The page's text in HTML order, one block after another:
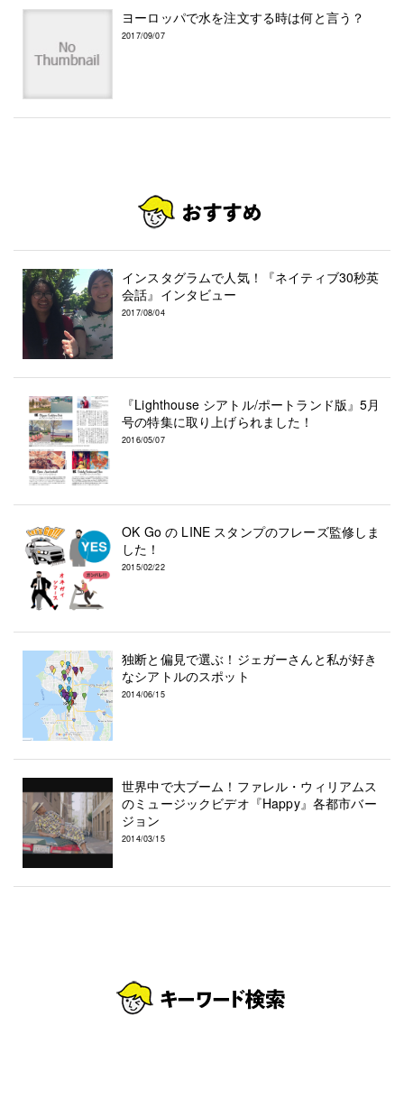
ヨーロッパで水を注文する時は何と言う？
2017/09/07
インスタグラムで人気！『ネイティブ30秒英
会話』インタビュー
2017/08/04
『Lighthouse シアトル/ポートランド版』5月
号の特集に取り上げられました！
2016/05/07
OK Go の LINE スタンプのフレーズ監修しま
した！
2015/02/22
独断と偏見で選ぶ！ジェガーさんと私が好き
なシアトルのスポット
2014/06/15
世界中で大ブーム！ファレル・ウィリアムス
のミュージックビデオ『Happy』各都市バー
ジョン
2014/03/15